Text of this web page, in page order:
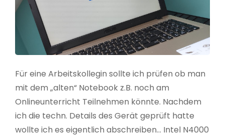
Für eine Arbeitskollegin sollte ich prüfen ob man
mit dem „alten“ Notebook z.B. noch am
Onlineunterricht Teilnehmen könnte. Nachdem
ich die techn. Details des Gerät geprüft hatte
wollte ich es eigentlich abschreiben… Intel N4000